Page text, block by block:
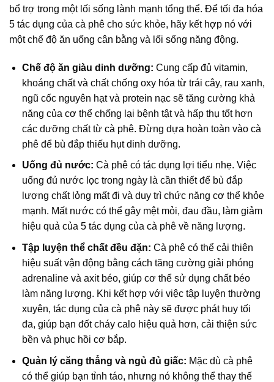
bổ trợ trong một lối sống lành mạnh tổng thể. Để tối đa hóa
5 tác dụng của cà phê cho sức khỏe, hãy kết hợp nó với
một chế độ ăn uống cân bằng và lối sống năng động.
Chế độ ăn giàu dinh dưỡng: Cung cấp đủ vitamin,
khoáng chất và chất chống oxy hóa từ trái cây, rau xanh,
ngũ cốc nguyên hạt và protein nạc sẽ tăng cường khả
năng của cơ thể chống lại bệnh tật và hấp thụ tốt hơn
các dưỡng chất từ cà phê. Đừng dựa hoàn toàn vào cà
phê để bù đắp thiếu hụt dinh dưỡng.
Uống đủ nước: Cà phê có tác dụng lợi tiểu nhẹ. Việc
uống đủ nước lọc trong ngày là cần thiết để bù đắp
lượng chất lỏng mất đi và duy trì chức năng cơ thể khỏe
mạnh. Mất nước có thể gây mệt mỏi, đau đầu, làm giảm
hiệu quả của 5 tác dụng của cà phê về năng lượng.
Tập luyện thể chất đều đặn: Cà phê có thể cải thiện
hiệu suất vận động bằng cách tăng cường giải phóng
adrenaline và axit béo, giúp cơ thể sử dụng chất béo
làm năng lượng. Khi kết hợp với việc tập luyện thường
xuyên, tác dụng của cà phê này sẽ được phát huy tối
đa, giúp bạn đốt cháy calo hiệu quả hơn, cải thiện sức
bền và phục hồi cơ bắp.
Quản lý căng thẳng và ngủ đủ giấc: Mặc dù cà phê
có thể giúp bạn tỉnh táo, nhưng nó không thể thay thế